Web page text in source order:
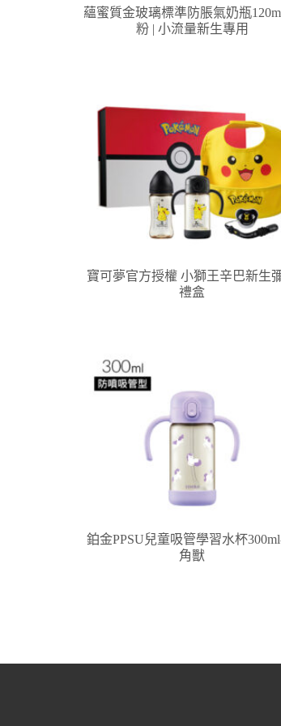
蘊蜜質金玻璃標準防脹氣奶瓶
粉 | 小流量新生專用
寶可夢官方授權 小獅王辛巴新生
禮盒
鉑金PPSU兒童吸管學習水杯
角獸